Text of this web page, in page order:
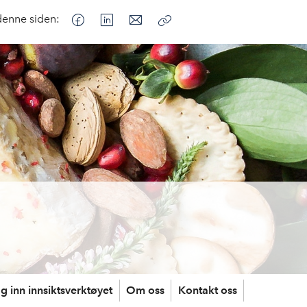
siden:
lenke
inn innsiktsverktøyet Om oss Kontakt oss